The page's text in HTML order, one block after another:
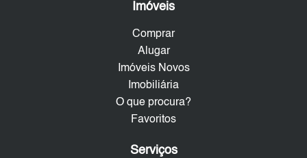
Imóveis
Comprar
Alugar
Imóveis Novos
Imobiliária
O que procura?
Favoritos
Serviços